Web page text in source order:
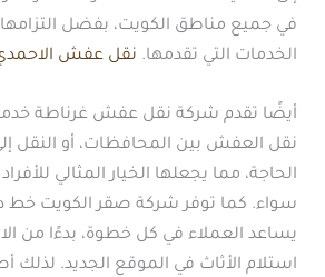
في جميع مناطق الكويت، بفضل التزامها
الخدمات التي تقدمها. نقل عفش
أيضًا تقدم شركة نقل عفش غرناطة
نقل العفش بين المحافظات، أو النقل
الحاجة، مما يجعلها الخيار المثالي
سواء. كما توفر شركة صقر الكويت خط
يساعد العملاء في كل خطوة، بدءًا من
استلام الأثاث في الموقع الجديد.